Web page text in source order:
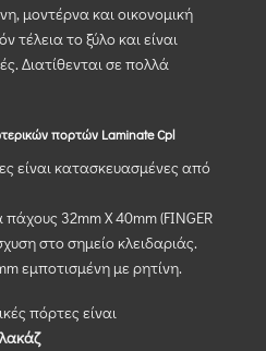
μοντέρνα και οικονομική
τέλεια το ξύλο και είναι
Διατίθενται σε πολλά
πορτών Laminate Cpl
είναι κατασκευασμένες από
πάχους 32mm X 40mm (FINGER
στο σημείο κλειδαριάς.
εμποτισμένη με ρητίνη.
πόρτες είναι